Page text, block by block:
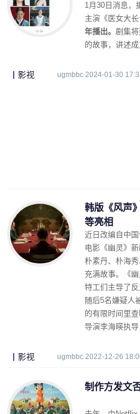
1月30日消息，
主演《医女大长
年播出。 剧集将
的故事，讲述
影视 ugmbbc 2024-01-30
韩版《风声
等亮相
近日改编自中
电影《幽灵》
朴素丹、朴海
充满故事。《
特工们主导了反
随后5名嫌疑人
的有限时间里查
导演李海暎执导
影视 ugmbbc 2022-12-26
制作方发文